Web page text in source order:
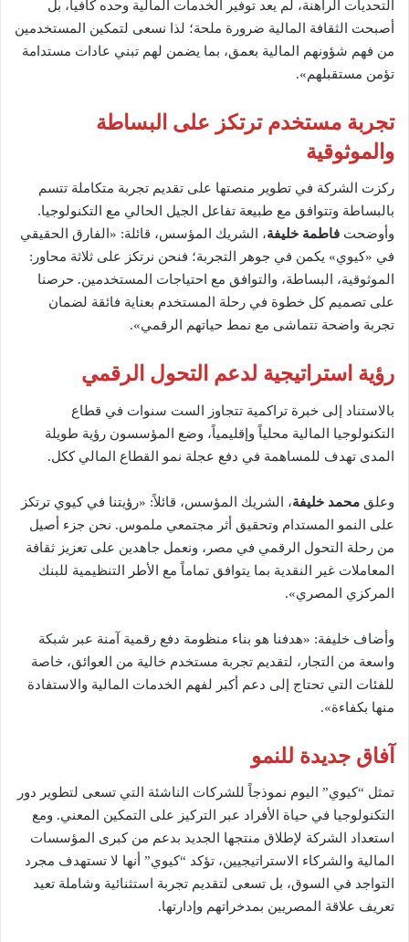
التحديات الراهنة، لم يعد توفير الخدمات المالية وحده كافياً، بل
أصبحت الثقافة المالية ضرورة ملحة؛ لذا نسعى لتمكين المستخدمين
من فهم شؤونهم المالية بعمق، بما يضمن لهم تبني عادات مستدامة
تؤمن مستقبلهم».
تجربة مستخدم ترتكز على البساطة
والموثوقية
ركزت الشركة في تطوير منصتها على تقديم تجربة متكاملة تتسم
بالبساطة وتتوافق مع طبيعة تفاعل الجيل الحالي مع التكنولوجيا.
وأوضحت فاطمة خليفة، الشريك المؤسس، قائلة: «الفارق الحقيقي
في «كيوي» يكمن في جوهر التجربة؛ فنحن نرتكز على ثلاثة محاور:
الموثوقية، البساطة، والتوافق مع احتياجات المستخدمين. حرصنا
على تصميم كل خطوة في رحلة المستخدم بعناية فائقة لضمان
تجربة واضحة تتماشى مع نمط حياتهم الرقمي».
رؤية استراتيجية لدعم التحول الرقمي
بالاستناد إلى خبرة تراكمية تتجاوز الست سنوات في قطاع
التكنولوجيا المالية محلياً وإقليمياً، وضع المؤسسون رؤية طويلة
المدى تهدف للمساهمة في دفع عجلة نمو القطاع المالي ككل.
وعلق محمد خليفة، الشريك المؤسس، قائلاً: «رؤيتنا في كيوي ترتكز
على النمو المستدام وتحقيق أثر مجتمعي ملموس. نحن جزء أصيل
من رحلة التحول الرقمي في مصر، ونعمل جاهدين على تعزيز ثقافة
المعاملات غير النقدية بما يتوافق تماماً مع الأطر التنظيمية للبنك
المركزي المصري».
وأضاف خليفة: «هدفنا هو بناء منظومة دفع رقمية آمنة عبر شبكة
واسعة من التجار، لتقديم تجربة مستخدم خالية من العوائق، خاصة
للفئات التي تحتاج إلى دعم أكبر لفهم الخدمات المالية والاستفادة
منها بكفاءة».
آفاق جديدة للنمو
تمثل “كيوي” اليوم نموذجاً للشركات الناشئة التي تسعى لتطوير دور
التكنولوجيا في حياة الأفراد عبر التركيز على التمكين المعني. ومع
استعداد الشركة لإطلاق منتجها الجديد بدعم من كبرى المؤسسات
المالية والشركاء الاستراتيجيين، تؤكد “كيوي” أنها لا تستهدف مجرد
التواجد في السوق، بل تسعى لتقديم تجربة استثنائية وشاملة تعيد
تعريف علاقة المصريين بمدخراتهم وإدارتها.